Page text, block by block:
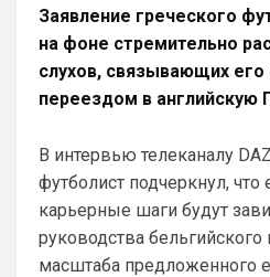
Заявление греческого
на фоне стремительно
слухов, связывающих
переездом в английскую
В интервью телеканалу
футболист подчеркнул,
карьерные шаги будут
руководства бельгийского
масштаба предложенного
больно хрупко все в нашем
Однако предпочтительней
Арсенал сейчас, чем Челси,
нет даже аргумента ни
бесполезного Челси
Ответ для Канонир
Отмечу сразу, что мы тоже
прошли, ужасное время было
после Венгера, но и сейчас
что в
Ладно, извиняюсь, я